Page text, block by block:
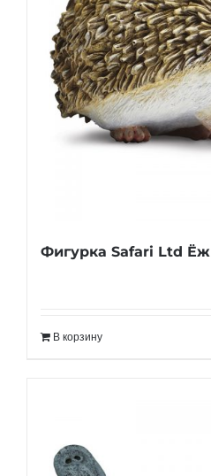
Фигурка Safari Ltd Ёж
В корзину